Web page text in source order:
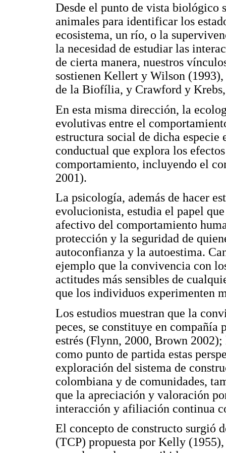
Desde el punto de vista biológico
animales para identificar los
ecosistema, un río, o la
la necesidad de estudiar las
de cierta manera, nuestros
sostienen Kellert y Wilson
de la Biofília, y Crawford y
En esta misma dirección, la
evolutivas entre el
estructura social de dicha especie
conductual que explora los
comportamiento, incluyendo el
2001).
La psicología, además de hacer
evolucionista, estudia el papel
afectivo del comportamiento
protección y la seguridad de
autoconfianza y la autoestima.
ejemplo que la convivencia con
actitudes más sensibles de
que los individuos experimenten
Los estudios muestran que la
peces, se constituye en
estrés (Flynn, 2000, Brown
como punto de partida estas
exploración del sistema de
colombiana y de comunidades,
que la apreciación y valoración
interacción y afiliación continua
El concepto de constructo surgió
(TCP) propuesta por Kelly